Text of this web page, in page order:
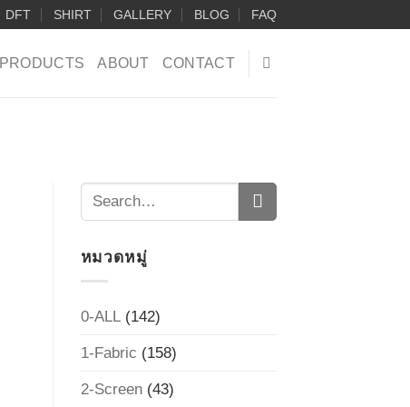
DFT SHIRT GALLERY BLOG FAQ
PRODUCTS ABOUT CONTACT
หมวดหมู่
0-ALL(142)
1-Fabric (158)
2-Screen(43)